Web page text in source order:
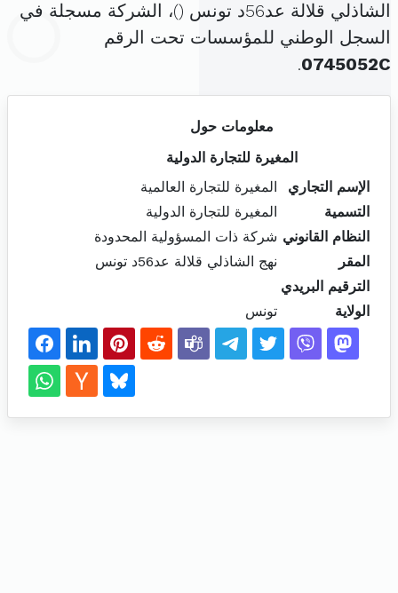
الشاذلي قلالة عد56د تونس (
)، الشركة مسجلة في
السجل الوطني للمؤسسات تحت الرقم
0745052C
.
معلومات حول
المغيرة للتجارة الدولية
الإسم التجاري
المغيرة للتجارة العالمية
التسمية
المغيرة للتجارة الدولية
النظام القانوني شركة ذات المسؤولية المحدودة
المقر
نهج الشاذلي قلالة عد56د تونس
الترقيم البريدي
الولاية
تونس